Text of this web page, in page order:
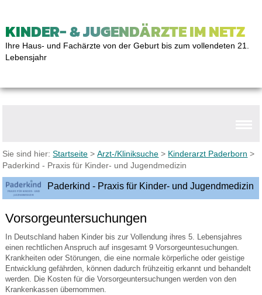
KINDER- & JUGENDÄRZTE IM NETZ
Ihre Haus- und Fachärzte von der Geburt bis zum vollendeten 21.
Lebensjahr
Sie sind hier:Startseite >Arzt-/Kliniksuche > Kinderarzt Paderborn >
Paderkind - Praxis für Kinder- und Jugendmedizin
Paderkind - Praxis für Kinder- und Jugendmedizin
Vorsorgeuntersuchungen
In Deutschland haben Kinder bis zur Vollendung ihres 5. Lebensjahres
einen rechtlichen Anspruch auf insgesamt 9 Vorsorgeuntesuchungen.
Krankheiten oder Störungen, die eine normale körperliche oder geistige
Entwicklung gefährden, können dadurch frühzeitig erkannt und behandelt
werden. Die Kosten für die Vorsorgeuntersuchungen werden von den
Krankenkassen übernommen.